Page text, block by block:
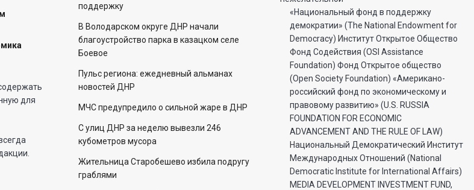
для
поддержку
В Володарском округе ДНР начали
благоустройство парка в казацком селе
Боевое
Пульс региона: ежедневный альманах
новостей ДНР
МЧС предупредило о сильной жаре в ДНР
С улиц ДНР за неделю вывезли 246
кубометров мусора
Жительница Старобешево избила подругу
граблями
«Национальный фонд в поддержку
демократии» (The National Endowment for
Democracy) Институт Открытое Общество
Фонд Содействия (OSI Assistance
Foundation) Фонд Открытое общество
(Open Society Foundation) «Американо-
российский фонд по экономическому и
правовому развитию» (U.S. RUSSIA
FOUNDATION FOR ECONOMIC
ADVANCEMENT AND THE RULE OF LAW)
Национальный Демократический Институт
Международных Отношений (National
Democratic Institute for International Affairs)
MEDIA DEVELOPMENT INVESTMENT FUND,